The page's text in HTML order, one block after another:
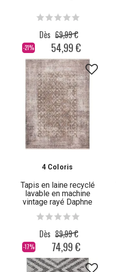
-21%
Dès 69,99 €
54,99 €
4 Coloris
Tapis en laine recyclé
lavable en machine
vintage rayé Daphne
-17%
Dès 89,99 €
74,99 €